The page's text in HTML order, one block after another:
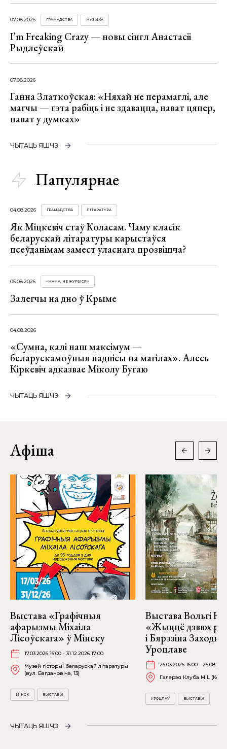
07.08.2026 ГРАМАДСТВА МУЗЫКА
I’m Freaking Crazy — новы сінгл Анастасіі
Рыдлеўскай
07.08.2026
Ганна Златкоўская: «Няхай не перамаглі, але
магчы — гэта рабіць і не здавацца, нават цяпер,
нават у думках»
ЧЫТАЦЬ ЯШЧЭ
Папулярнае
04.08.2026 ГРАМАДСТВА ЛІТАРАТУРА
Як Міцкевіч стаў Коласам. Чаму класік
беларускай літаратуры карыстаўся
псеўданімам замест уласнага прозвішча?
05.08.2026 «МАМА, НЕ ЖУРЫСЯ!»
Залегчы на дно ў Крыме
04.08.2026
«Сумна, калі наш максімум —
беларускамоўныя надпісы на магілах». Алесь
Кіркевіч адказвае Міколу Бугаю
ЧЫТАЦЬ ЯШЧЭ
Афіша
Выстава «Графічныя
афарызмы Міхаіла
Лісоўскага» ў Мінску
17.03.2026 16:00 - 31.12.2026 17:00
Музей гісторыі беларускай літаратуры
(вул. Багдановіча, 13)
МІНСК ВЫСТАВЫ
Выстава Вольгі
«Жыццё дзвюх
і Бярэзіна
Уроцлаве
26.03.2026 16:00 -
Галерэя Клуба MiL
УРОЦЛАЎ ВЫСТАВЫ
ЧЫТАЦЬ ЯШЧЭ